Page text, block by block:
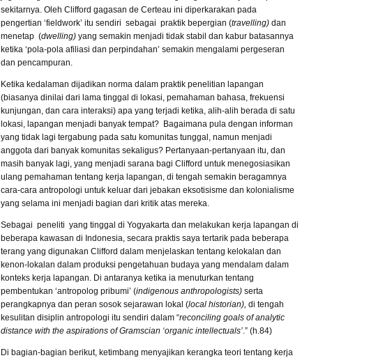
sekitarnya. Oleh Clifford gagasan de Certeau ini diperkarakan pada
pengertian ‘fieldwork’ itu sendiri sebagai praktik bepergian (travelling) dan
menetap (dwelling) yang semakin menjadi tidak stabil dan kabur batasannya
ketika ‘pola-pola afiliasi dan perpindahan’ semakin mengalami pergeseran
dan pencampuran.
Ketika kedalaman dijadikan norma dalam praktik penelitian lapangan
(biasanya dinilai dari lama tinggal di lokasi, pemahaman bahasa, frekuensi
kunjungan, dan cara interaksi) apa yang terjadi ketika, alih-alih berada di satu
lokasi, lapangan menjadi banyak tempat? Bagaimana pula dengan informan
yang tidak lagi tergabung pada satu komunitas tunggal, namun menjadi
anggota dari banyak komunitas sekaligus? Pertanyaan-pertanyaan itu, dan
masih banyak lagi, yang menjadi sarana bagi Clifford untuk menegosiasikan
ulang pemahaman tentang kerja lapangan, di tengah semakin beragamnya
cara-cara antropologi untuk keluar dari jebakan eksotisisme dan kolonialisme
yang selama ini menjadi bagian dari kritik atas mereka.
Sebagai peneliti yang tinggal di Yogyakarta dan melakukan kerja lapangan di
beberapa kawasan di Indonesia, secara praktis saya tertarik pada beberapa
terang yang digunakan Clifford dalam menjelaskan tentang kelokalan dan
kenon-lokalan dalam produksi pengetahuan budaya yang mendalam dalam
konteks kerja lapangan. Di antaranya ketika ia menuturkan tentang
pembentukan ‘antropolog pribumi’ (indigenous anthropologists) serta
perangkapnya dan peran sosok sejarawan lokal (local historian), di tengah
kesulitan disiplin antropologi itu sendiri dalam “reconciling goals of analytic
distance with the aspirations of Gramscian ‘organic intellectuals’.” (h.84)
Di bagian-bagian berikut, ketimbang menyajikan kerangka teori tentang kerja